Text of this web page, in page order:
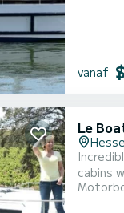
vanaf
Le
Hesse
cabins
exceptional